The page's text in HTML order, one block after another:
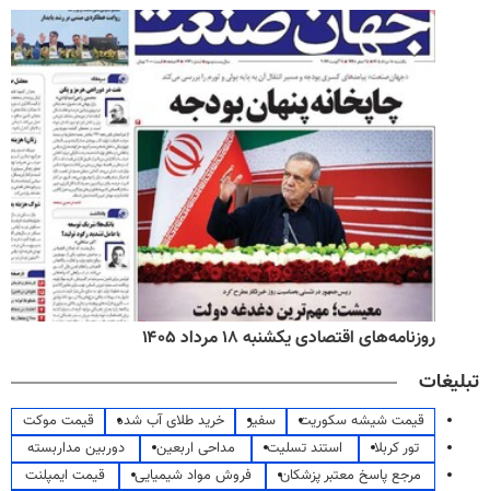
روزنامه‌های اقتصادی یکشنبه ۱۸ مرداد ۱۴۰۵
تبلیغات
قیمت شیشه سکوریت سفیر خرید طلای آب شده
قیمت موکت
تور کربلا
استند تسلیت مداحی اربعین
دوربین مداربسته
مرجع پاسخ معتبر پزشکان
فروش مواد شیمیایی
قیمت ایمپلنت